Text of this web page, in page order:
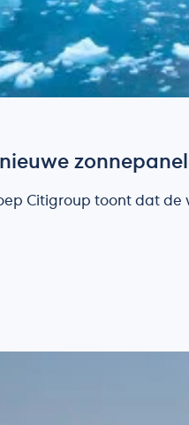
Citigroup toont dat